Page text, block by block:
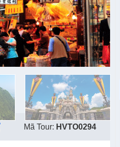
Mã Tour: HVTO0294